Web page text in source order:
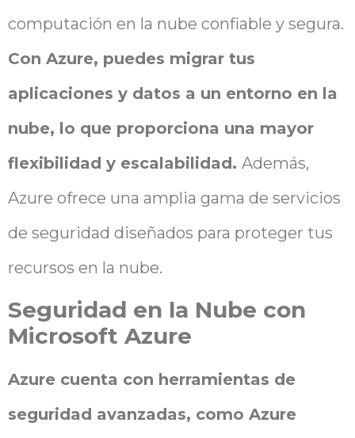
computación en la nube confiable y segura.
Con Azure, puedes migrar tus
aplicaciones y datos a un entorno en la
nube, lo que proporciona una mayor
flexibilidad y escalabilidad. Además,
Azure ofrece una amplia gama de servicios
de seguridad diseñados para proteger tus
recursos en la nube.
Seguridad en la Nube con
Microsoft Azure
Azure cuenta con herramientas de
seguridad avanzadas, como Azure